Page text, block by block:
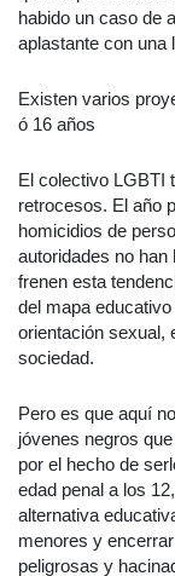
habido un caso de
aplastante con una
Existen varios
ó 16 años
El colectivo LGBTI
retrocesos. El año
homicidios de
autoridades no
frenen esta
del mapa
orientación sexual,
sociedad.
Pero es que aquí
jóvenes negros
por el hecho de
edad penal a los
alternativa
menores y
peligrosas y